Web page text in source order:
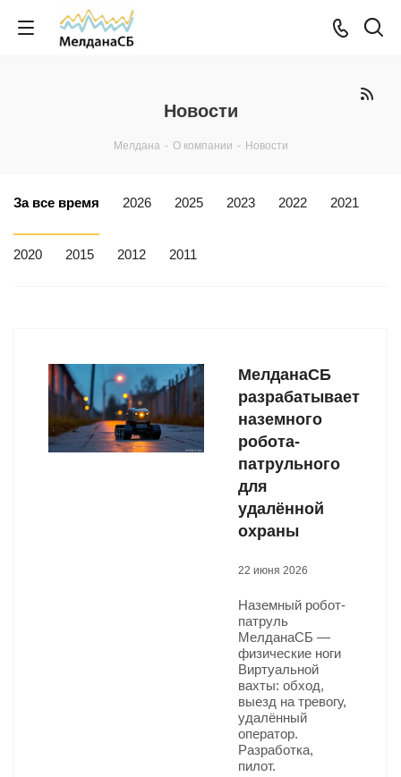
Новости
Мелдана - О компании - Новости
За все время 2026 2025 2023 2022 2021
2020 2015 2012 2011
МелданаСБ
разрабатывает
наземного
робота-
патрульного
для
удалённой
охраны
22 июня 2026
Наземный робот-
патруль
МелданаСБ —
физические ноги
Виртуальной
вахты: обход,
выезд на тревогу,
удалённый
оператор.
Разработка,
пилот.